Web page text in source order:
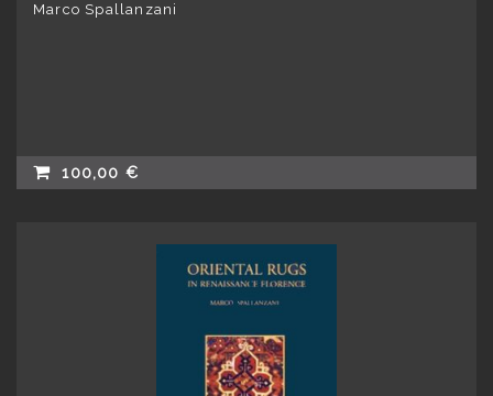
Marco Spallanzani
100,00 €